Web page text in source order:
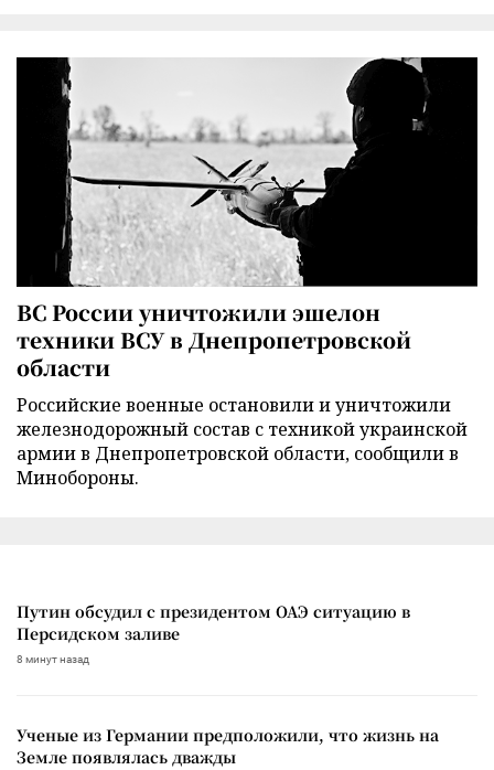
ВС России уничтожили эшелон
техники ВСУ в Днепропетровской
области
Российские военные остановили и уничтожили
железнодорожный состав с техникой украинской
армии в Днепропетровской области, сообщили в
Минобороны.
Путин обсудил с президентом ОАЭ ситуацию в
Персидском заливе
8 минут назад
Ученые из Германии предположили, что жизнь на
Земле появлялась дважды